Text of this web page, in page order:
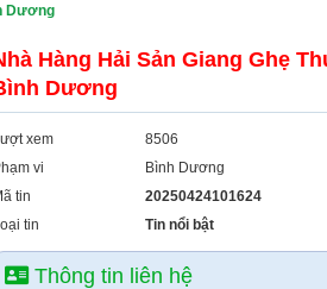
Dương
Hàng Hải Sản Giang Ghẹ
Dương
xem
8506
vi
Bình Dương
tin
20250424101624
tin
Tin nổi bật
Thông tin liên hệ